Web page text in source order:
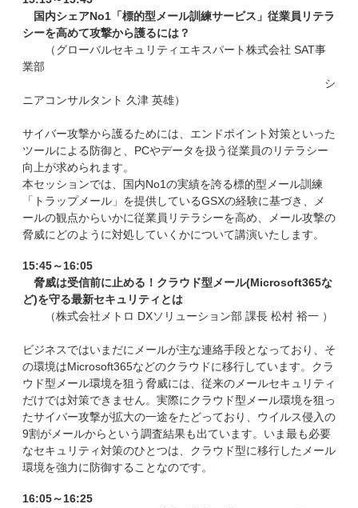
国内シェアNo1「標的型メール訓練サービス」従業員リテラ
シーを高めて攻撃から護るには？
（グローバルセキュリティエキスパート株式会社 SAT事
業部
シ
ニアコンサルタント 久津 英雄）
サイバー攻撃から護るためには、エンドポイント対策といった
ツールによる防御と、PCやデータを扱う従業員のリテラシー
向上が求められます。
本セッションでは、国内No1の実績を誇る標的型メール訓練
「トラップメール」を提供しているGSXの経験に基づき、メ
ールの観点からいかに従業員リテラシーを高め、メール攻撃の
脅威にどのように対処していくかについて講演いたします。
15:45～16:05
脅威は受信前に止める！クラウド型メール(Microsoft365な
ど)を守る最新セキュリティとは
（株式会社メトロ DXソリューション部 課長 松村 裕一 ）
ビジネスではいまだにメールが主な連絡手段となっており、そ
の環境はMicrosoft365などのクラウドに移行しています。クラ
ウド型メール環境を狙う脅威には、従来のメールセキュリティ
だけでは対策できません。実際にクラウド型メール環境を狙っ
たサイバー攻撃が拡大の一途をたどっており、ウイルス侵入の
9割がメールからという調査結果も出ています。いま最も必要
なセキュリティ対策のひとつは、クラウド型に移行したメール
環境を強力に防御することなのです。
16:05～16:25